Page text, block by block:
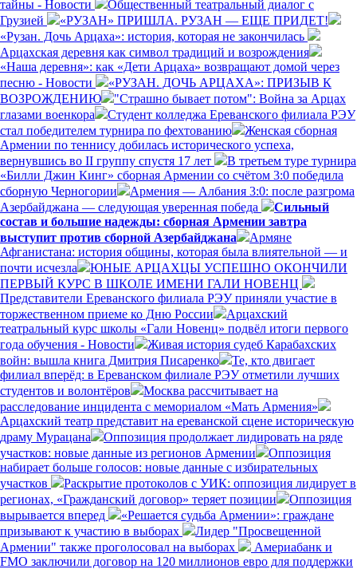
тайны - Новости
Общественный театральный диалог с
Грузией
«РУЗАН» ПРИШЛА. РУЗАН — ЕЩЕ ПРИДЕТ!
«Рузан. Дочь Арцаха»: история, которая не закончилась
Арцахская деревня как символ традиций и возрождения
«Наша деревня»: как «Дети Арцаха» возвращают домой через
песню - Новости
«РУЗАН. ДОЧЬ АРЦАХА»: ПРИЗЫВ К
ВОЗРОЖДЕНИЮ
"Страшно бывает потом": Война за Арцах
глазами военкора
Студент колледжа Ереванского филиала РЭУ
стал победителем турнира по фехтованию
Женская сборная
Армении по теннису добилась исторического успеха,
вернувшись во II группу спустя 17 лет
В третьем туре турнира
«Билли Джин Кинг» сборная Армении со счётом 3:0 победила
сборную Черногории
Армения — Албания 3:0: после разгрома
Азербайджана — следующая уверенная победа
Сильный
состав и большие надежды: сборная Армении завтра
выступит против сборной Азербайджана
Армяне
Афганистана: история общины, которая была влиятельной — и
почти исчезла
ЮНЫЕ АРЦАХЦЫ УСПЕШНО ОКОНЧИЛИ
ПЕРВЫЙ КУРС В ШКОЛЕ ИМЕНИ ГАЛИ НОВЕНЦ
Представители Ереванского филиала РЭУ приняли участие в
торжественном приеме ко Дню России
Арцахский
театральный курс школы «Гали Новенц» подвёл итоги первого
года обучения - Новости
Живая история судеб Карабахских
войн: вышла книга Дмитрия Писаренко
Те, кто двигает
филиал вперёд: в Ереванском филиале РЭУ отметили лучших
студентов и волонтёров
Москва рассчитывает на
расследование инцидента с мемориалом «Мать Армения»
Арцахский театр представит на ереванской сцене историческую
драму Мурацана
Оппозиция продолжает лидировать на ряде
участков: новые данные из регионов Армении
Оппозиция
набирает больше голосов: новые данные с избирательных
участков
Раскрытие протоколов с УИК: оппозиция лидирует в
регионах, «Гражданский договор» теряет позиции
Оппозиция
вырывается вперед
«Решается судьба Армении»: граждане
призывают к участию в выборах
Лидер "Просвещенной
Армении" также проголосовал на выборах
Америабанк и
FMO заключили договор на 120 миллионов евро для поддержки